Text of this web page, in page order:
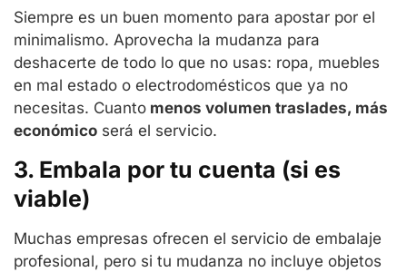
Siempre es un buen momento para apostar por el
minimalismo. Aprovecha la mudanza para
deshacerte de todo lo que no usas: ropa, muebles
en mal estado o electrodomésticos que ya no
necesitas. Cuanto menos volumen traslades, más
económico será el servicio.
3. Embala por tu cuenta (si es
viable)
Muchas empresas ofrecen el servicio de embalaje
profesional, pero si tu mudanza no incluye objetos